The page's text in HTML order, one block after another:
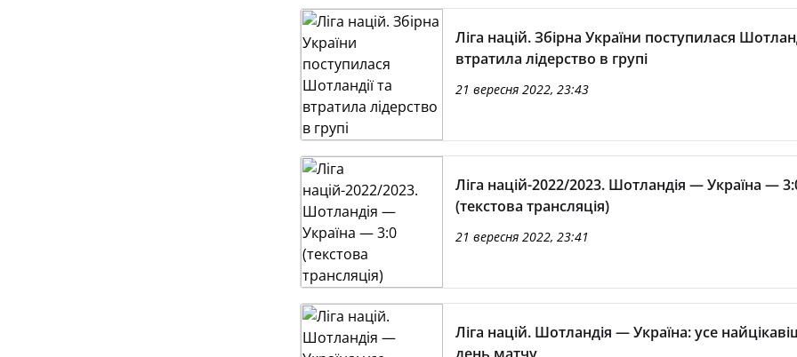
Ліга націй. Збірна України поступилася
втратила лідерство в групі
21 вересня 2022, 23:43
Ліга націй-2022/2023. Шотландія — Україна —
(текстова трансляція)
21 вересня 2022, 23:41
Ліга націй. Шотландія — Україна: усе